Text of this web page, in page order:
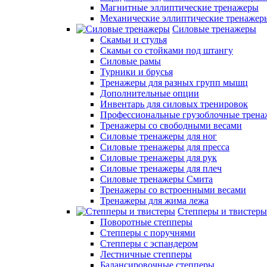
Магнитные эллиптические тренажеры
Механические эллиптические
Силовые тренажеры
Скамьи и стулья
Скамьи со стойками под штангу
Силовые рамы
Турники и брусья
Тренажеры для разных групп мышц
Дополнительные опции
Инвентарь для силовых тренировок
Профессиональные грузоблочные
Тренажеры со свободными весами
Силовые тренажеры для ног
Силовые тренажеры для пресса
Силовые тренажеры для рук
Силовые тренажеры для плеч
Силовые тренажеры Смита
Тренажеры со встроенными весами
Тренажеры для жима лежа
Степперы и твистеры
Поворотные степперы
Степперы с поручнями
Степперы с эспандером
Лестничные степперы
Балансировочные степперы